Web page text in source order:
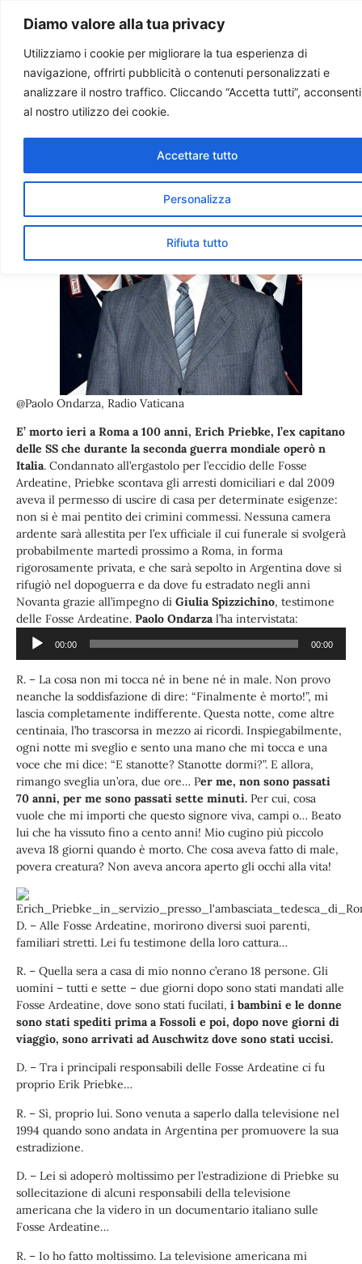
Diamo valore alla tua privacy
Utilizziamo i cookie per migliorare la tua esperienza di
navigazione, offrirti pubblicità o contenuti personalizzati e
analizzare il nostro traffico. Cliccando “Accetta tutti”, acconsenti
al nostro utilizzo dei cookie.
Personalizza
Rifiuta tutto
Accettare tutto
Paolo Ondarza
Morto a Roma Erich Priebke,
responsabile dell’eccidio
delle Fosse Ardeatine
@Paolo Ondarza, Radio Vaticana
E’ morto ieri a Roma a 100 anni, Erich Priebke, l’ex capitano
delle SS che durante la seconda guerra mondiale operò n
Italia. Condannato all’ergastolo per l’eccidio delle Fosse
Ardeatine, Priebke scontava gli arresti domiciliari e dal 2009
aveva il permesso di uscire di casa per determinate esigenze:
non si è mai pentito dei crimini commessi. Nessuna camera
ardente sarà allestita per l’ex ufficiale il cui funerale si svolgerà
probabilmente martedì prossimo a Roma, in forma
rigorosamente privata, e che sarà sepolto in Argentina dove si
rifugiò nel dopoguerra e da dove fu estradato negli anni
Novanta grazie all’impegno di Giulia Spizzichino, testimone
delle Fosse Ardeatine. Paolo Ondarzal’ha intervistata:
00:00 00:00
R. – La cosa non mi tocca né in bene né in male. Non provo
neanche la soddisfazione di dire: “Finalmente è morto!”, mi
lascia completamente indifferente. Questa notte, come altre
centinaia, l’ho trascorsa in mezzo ai ricordi. Inspiegabilmente,
ogni notte mi sveglio e sento una mano che mi tocca e una
voce che mi dice: “E stanotte? Stanotte dormi?”. E allora,
rimango sveglia un’ora, due ore… Per me, non sono passati
70 anni, per me sono passati sette minuti. Per cui, cosa
vuole che mi importi che questo signore viva, campi o… Beato
lui che ha vissuto fino a cento anni! Mio cugino più piccolo
aveva 18 giorni quando è morto. Che cosa aveva fatto di male,
povera creatura? Non aveva ancora aperto gli occhi alla vita!
D. – Alle Fosse Ardeatine, morirono diversi suoi parenti,
familiari stretti. Lei fu testimone della loro cattura…
R. – Quella sera a casa di mio nonno c’erano 18 persone. Gli
uomini – tutti e sette – due giorni dopo sono stati mandati alle
Fosse Ardeatine, dove sono stati fucilati, i bambini e le donne
sono stati spediti prima a Fossoli e poi, dopo nove giorni di
viaggio, sono arrivati ad Auschwitz dove sono stati uccisi.
D. – Tra i principali responsabili delle Fosse Ardeatine ci fu
proprio Erik Priebke…
R. – Sì, proprio lui. Sono venuta a saperlo dalla televisione nel
1994 quando sono andata in Argentina per promuovere la sua
estradizione.
D. – Lei si adoperò moltissimo per l’estradizione di Priebke su
sollecitazione di alcuni responsabili della televisione
americana che la videro in un documentario italiano sulle
Fosse Ardeatine…
R. – Io ho fatto moltissimo. La televisione americana mi